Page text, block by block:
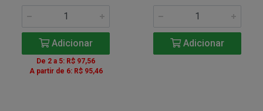
Adicionar
De 2 a 5: R$ 97,56
A partir de 6: R$ 95,46
Adicionar